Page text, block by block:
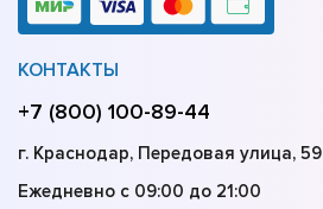
КОНТАКТЫ
+7 (800) 100-89-44
г. Краснодар, Передовая улица, 59
Ежедневно с 09:00 до 21:00